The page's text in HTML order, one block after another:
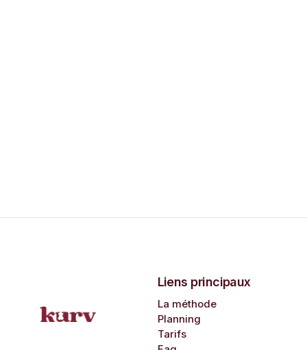
Liens principaux
La méthode
Planning
Tarifs